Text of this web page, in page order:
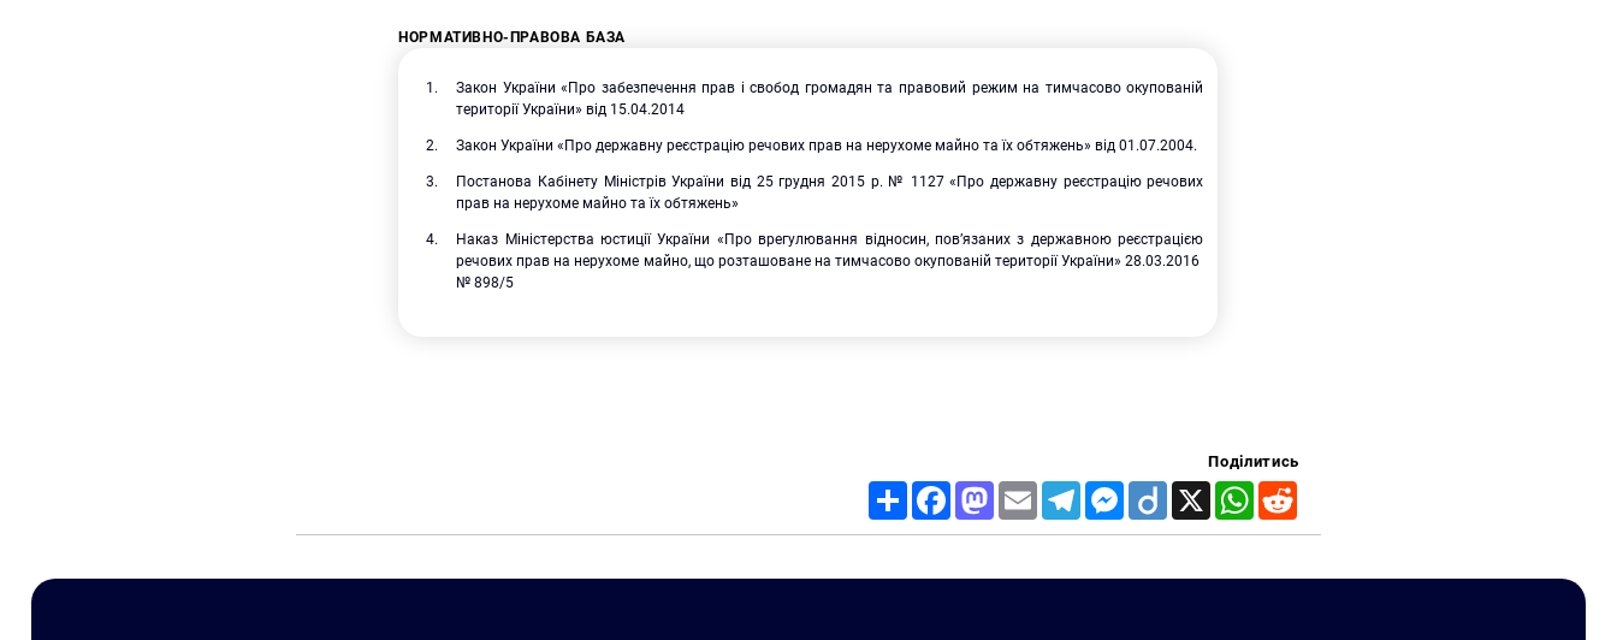
НОРМАТИВНО-ПРАВОВА БАЗА
Закон України «Про забезпечення прав і свобод громадян та правовий режим на тимчасово окупованій
території України» від 15.04.2014
Закон України «Про державну реєстрацію речових прав на нерухоме майно та їх обтяжень» від 01.07.2004.
Постанова Кабінету Міністрів України від 25 грудня 2015 р. № 1127 «Про державну реєстрацію речових
прав на нерухоме майно та їх обтяжень»
Наказ Міністерства юстиції України «Про врегулювання відносин, пов’язаних з державною реєстрацією
речових прав на нерухоме майно, що розташоване на тимчасово окупованій території України» 28.03.2016
№ 898/5
Поділитись
Share FacebookMastodon
Email TelegramMessenger
Diigo X WhatsApp